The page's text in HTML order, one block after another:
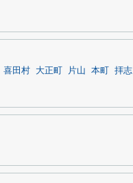
喜田村 大正町 片山 本町 拝志